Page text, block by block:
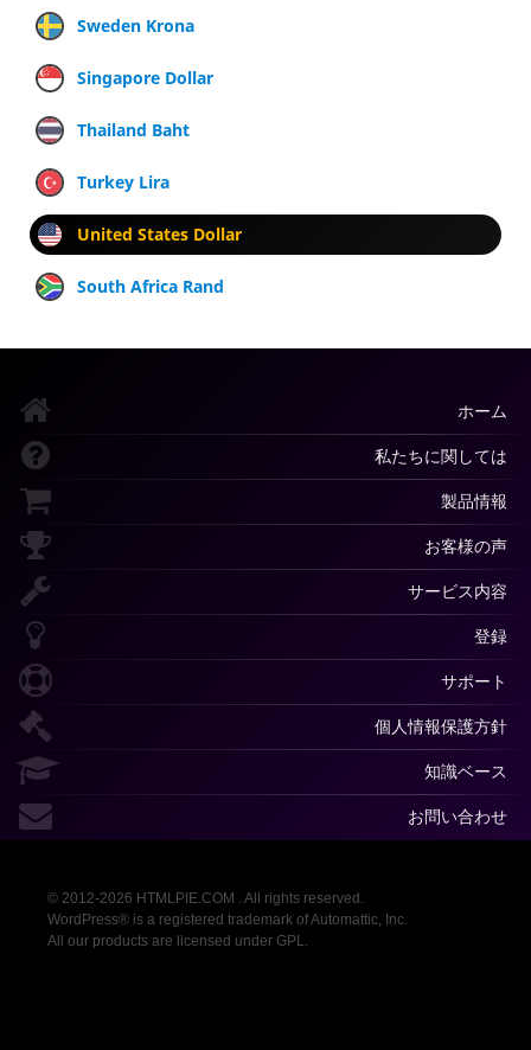
Sweden Krona
Singapore Dollar
Thailand Baht
Turkey Lira
United States Dollar
South Africa Rand
ホーム
私たちに関しては
製品情報
お客様の声
サービス内容
登録
サポート
個人情報保護方針
知識ベース
お問い合わせ
© 2012-2026 HTMLPIE.COM . All rights reserved.
WordPress® is a registered trademark of Automattic, Inc.
All our products are licensed under GPL.